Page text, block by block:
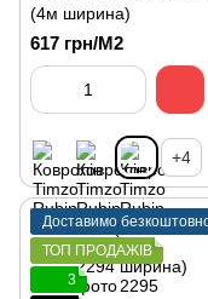
(4м ширина)
617 грн/М2
+4
Доставимо
ТОП ПРОДАЖІВ
3